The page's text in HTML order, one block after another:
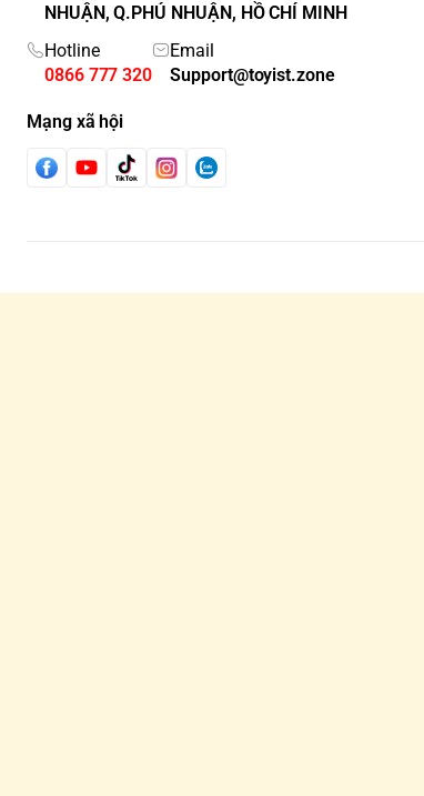
NHUẬN, Q.PHÚ NHUẬN, HỒ CHÍ MINH
Hotline
0866 777 320
Email
Support@toyist.zone
Mạng xã hội